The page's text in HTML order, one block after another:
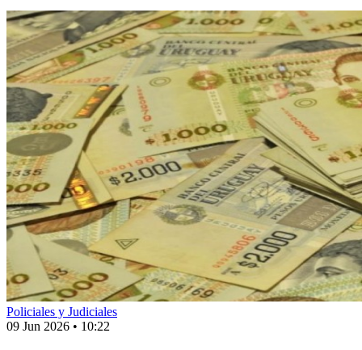
Policiales y Judiciales
09 Jun 2026 • 10:22